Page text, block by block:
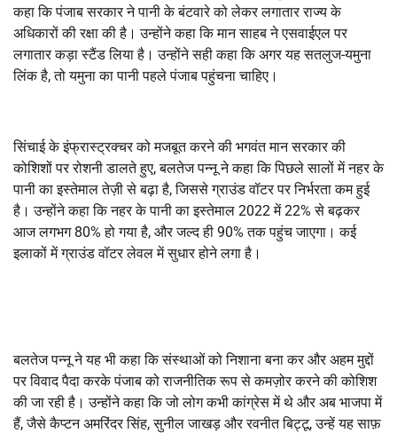
कहा कि पंजाब सरकार ने पानी के बंटवारे को लेकर लगातार राज्य के
अधिकारों की रक्षा की है। उन्होंने कहा कि मान साहब ने एसवाईएल पर
लगातार कड़ा स्टैंड लिया है। उन्होंने सही कहा कि अगर यह सतलुज-यमुना
लिंक है,तो यमुना का पानी पहले पंजाब पहुंचना चाहिए।
सिंचाई के इंफ्रास्ट्रक्चर को मजबूत करने की भगवंत मान सरकार की
कोशिशों पर रोशनी डालते हुए,बलतेज पन्नू ने कहा कि पिछले सालों में नहर के
पानी का इस्तेमाल तेज़ी से बढ़ा है,जिससे ग्राउंड वॉटर पर निर्भरता कम हुई
है। उन्होंने कहा कि नहर के पानी का इस्तेमाल 2022 में 22% से बढ़कर
आज लगभग 80% हो गया है, और जल्द ही 90% तक पहुंच जाएगा। कई
इलाकों में ग्राउंड वॉटर लेवल में सुधार होने लगा है।
बलतेज पन्नू ने यह भी कहा कि संस्थाओं को निशाना बना कर और अहम मुद्दों
पर विवाद पैदा करके पंजाब को राजनीतिक रूप से कमज़ोर करने की कोशिश
की जा रही है। उन्होंने कहा कि जो लोग कभी कांग्रेस में थे और अब भाजपा में
हैं,जैसे कैप्टन अमरिंदर सिंह,सुनील जाखड़ और रवनीत बिट्टू,उन्हें यह साफ़